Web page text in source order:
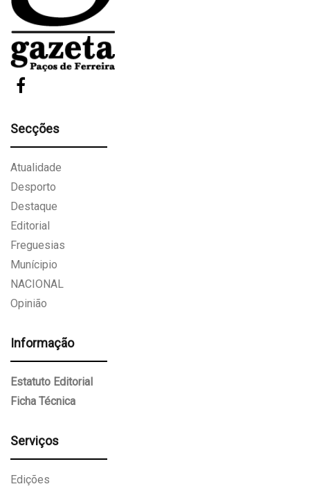
Secções
Atualidade
Desporto
Destaque
Editorial
Freguesias
Munícipio
NACIONAL
Opinião
Informação
Estatuto Editorial
Ficha Técnica
Serviços
Edições